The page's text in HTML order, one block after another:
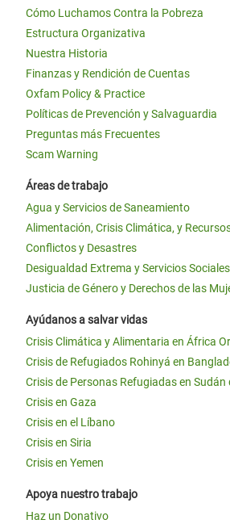
Cómo Luchamos Contra la Pobreza
Estructura Organizativa
Nuestra Historia
Finanzas y Rendición de Cuentas
Oxfam Policy & Practice
Políticas de Prevención y Salvaguardia
Preguntas más Frecuentes
Scam Warning
Áreas de trabajo
Agua y Servicios de Saneamiento
Alimentación, Crisis Climática, y
Conflictos y Desastres
Desigualdad Extrema y Servicios
Justicia de Género y Derechos de las
Ayúdanos a salvar vidas
Crisis Climática y Alimentaria en África
Crisis de Refugiados Rohinyá en
Crisis de Personas Refugiadas en Sudán
Crisis en Gaza
Crisis en el Líbano
Crisis en Siria
Crisis en Yemen
Apoya nuestro trabajo
Haz un Donativo